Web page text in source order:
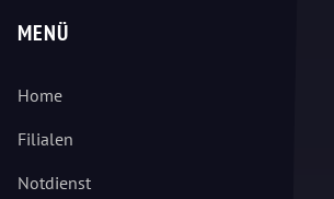
MENÜ
Home
Filialen
Notdienst